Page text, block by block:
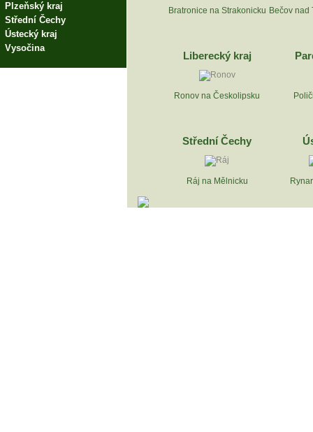
Bratronice na Strakonicku Bečov nad
Liberecký kraj
Ronov na Českolipsku
Střední Čechy
Ráj na Mělnicku
Plzeňský kraj
Střední Čechy
Ústecký kraj
Vysočina